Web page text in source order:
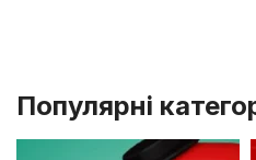
Популярні